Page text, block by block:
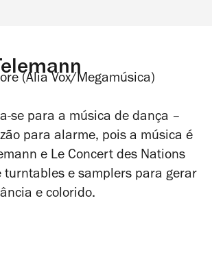
(Alia Vox/Megamúsica)
se para a música de dança –
para alarme, pois a música é
e Le Concert des Nations
turntables e samplers para gerar
e colorido.